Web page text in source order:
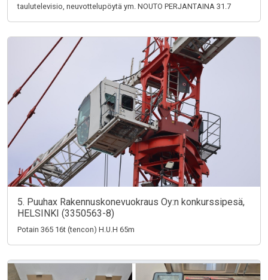
taulutelevisio, neuvottelupöytä ym. NOUTO PERJANTAINA 31.7
5. Puuhax Rakennuskonevuokraus Oy:n konkurssipesä,
HELSINKI (3350563-8)
Potain 365 16t (tencon) H.U.H 65m